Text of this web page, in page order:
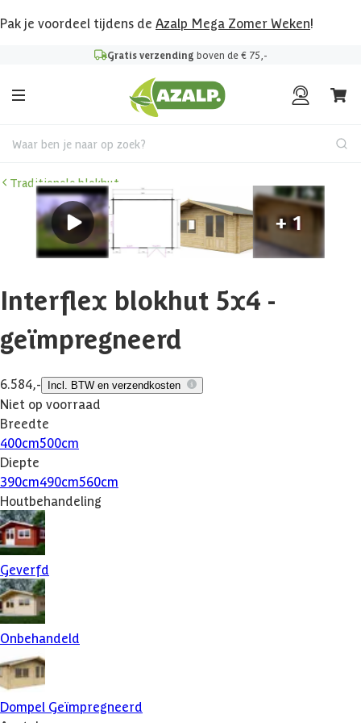
Pak je voordeel tijdens de Azalp Mega Zomer Weken!
Gratis verzending boven de € 75,-
Waar ben je naar op zoek?
Traditionele blokhut
Interflex blokhut 5x4 -
geïmpregneerd
6.584,- Incl. BTW en verzendkosten
Niet op voorraad
Breedte
400cm500cm
Diepte
390cm490cm560cm
Houtbehandeling
Geverfd
Onbehandeld
Dompel Geïmpregneerd